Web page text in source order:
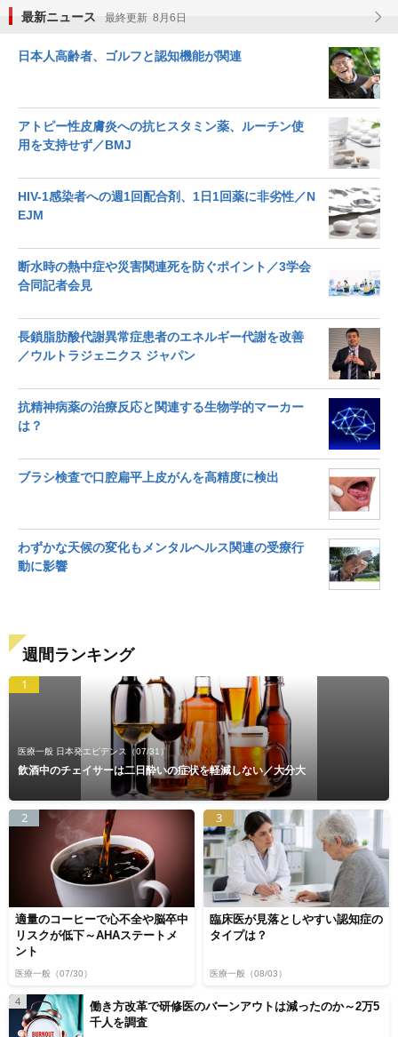
最新ニュース 最終更新 8月6日
日本人高齢者、ゴルフと認知機能が関連
アトピー性皮膚炎への抗ヒスタミン薬、ルーチン使
用を支持せず／BMJ
HIV-1感染者への週1回配合剤、1日1回薬に非劣性／N
EJM
断水時の熱中症や災害関連死を防ぐポイント／3学会
合同記者会見
長鎖脂肪酸代謝異常症患者のエネルギー代謝を改善
／ウルトラジェニクス ジャパン
抗精神病薬の治療反応と関連する生物学的マーカー
は？
ブラシ検査で口腔扁平上皮がんを高精度に検出
わずかな天候の変化もメンタルヘルス関連の受療行
動に影響
週間ランキング
1
医療一般 日本発エビデンス （07/31）
飲酒中のチェイサーは二日酔いの症状を軽減しない／大分大
2
適量のコーヒーで心不全や脳卒中
リスクが低下～AHAステートメ
ント
医療一般 （07/30）
3
臨床医が見落としやすい認知症の
タイプは？
医療一般 （08/03）
4
働き方改革で研修医のバーンアウトは減ったのか～2万5
千人を調査